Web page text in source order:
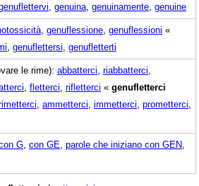
genuina genuinamente genuine
genuflessione genuflessioni «
genuflettersi genufletterti
le rime): abbatterci riabbatterci
fletterci rifletterci « genufletterci
ammetterci immetterci prometterci
G con GE parole che iniziano con GEN